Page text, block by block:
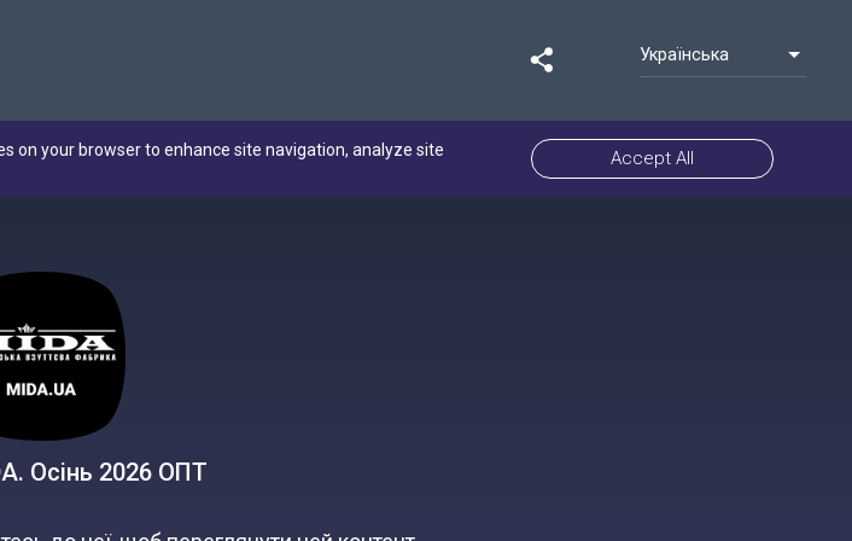
Українська
on your browser to enhance site navigation, analyze site
Accept All
Осінь 2026 ОПТ